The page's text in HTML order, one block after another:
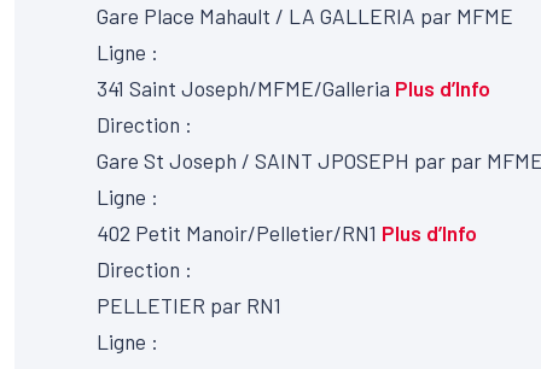
Gare Place Mahault / LA GALLERIA par MFME
Ligne :
341 Saint Joseph/MFME/Galleria Plus d’Info
Direction :
Gare St Joseph / SAINT JPOSEPH par par
Ligne :
402 Petit Manoir/Pelletier/RN1 Plus d’Info
Direction :
PELLETIER par RN1
Ligne :